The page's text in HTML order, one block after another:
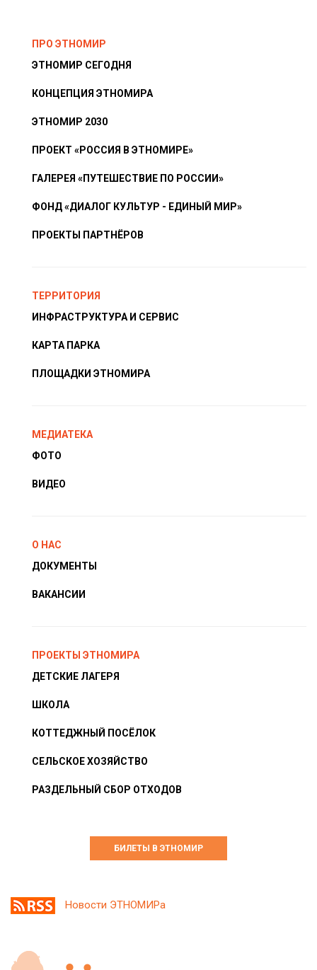
ПРО ЭТНОМИР
ЭТНОМИР СЕГОДНЯ
КОНЦЕПЦИЯ ЭТНОМИРА
ЭТНОМИР 2030
ПРОЕКТ «РОССИЯ В ЭТНОМИРЕ»
ГАЛЕРЕЯ «ПУТЕШЕСТВИЕ ПО РОССИИ»
ФОНД «ДИАЛОГ КУЛЬТУР - ЕДИНЫЙ МИР»
ПРОЕКТЫ ПАРТНЁРОВ
ТЕРРИТОРИЯ
ИНФРАСТРУКТУРА И СЕРВИС
КАРТА ПАРКА
ПЛОЩАДКИ ЭТНОМИРА
МЕДИАТЕКА
ФОТО
ВИДЕО
О НАС
ДОКУМЕНТЫ
ВАКАНСИИ
ПРОЕКТЫ ЭТНОМИРА
ДЕТСКИЕ ЛАГЕРЯ
ШКОЛА
КОТТЕДЖНЫЙ ПОСЁЛОК
СЕЛЬСКОЕ ХОЗЯЙСТВО
РАЗДЕЛЬНЫЙ СБОР ОТХОДОВ
БИЛЕТЫ В ЭТНОМИР
Новости ЭТНОМИРа